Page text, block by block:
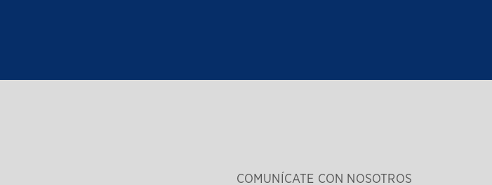
COMUNÍCATE CON NOSOTROS